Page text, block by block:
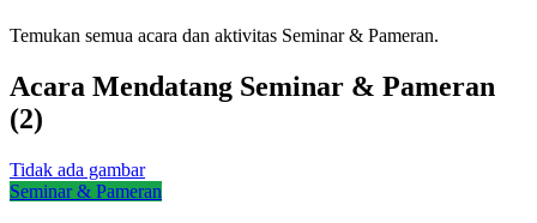
Temukan semua acara dan aktivitas Seminar & Pameran.
Acara Mendatang Seminar & Pameran
(2)
Tidak ada gambar
Seminar & Pameran